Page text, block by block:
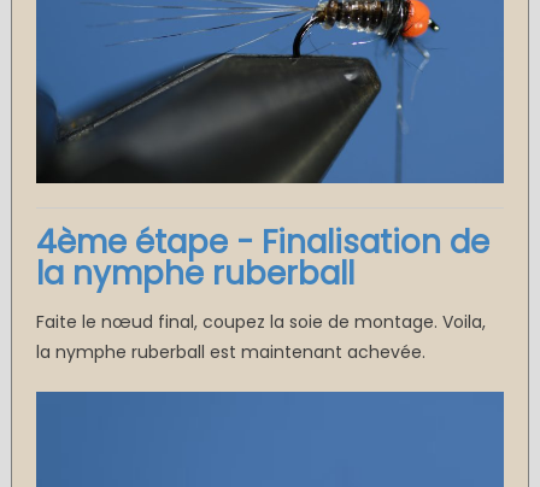
4ème étape - Finalisation de
la nymphe ruberball
Faite le nœud final, coupez la soie de montage. Voila,
la nymphe ruberball est maintenant achevée.